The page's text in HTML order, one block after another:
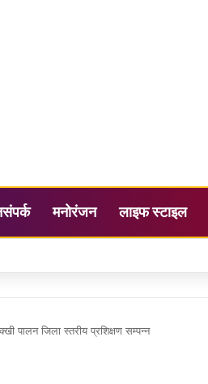
मनोरंजन लाइफ स्टाइल
जिला स्तरीय प्रशिक्षण सम्पन्न